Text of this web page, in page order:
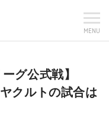
MENU
グ公式戦】
クルトの試合は